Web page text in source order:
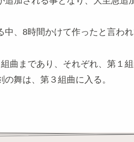
中、8時間かけて作ったと言われ
曲まであり、それぞれ、第１
の舞は、第３組曲に入る。